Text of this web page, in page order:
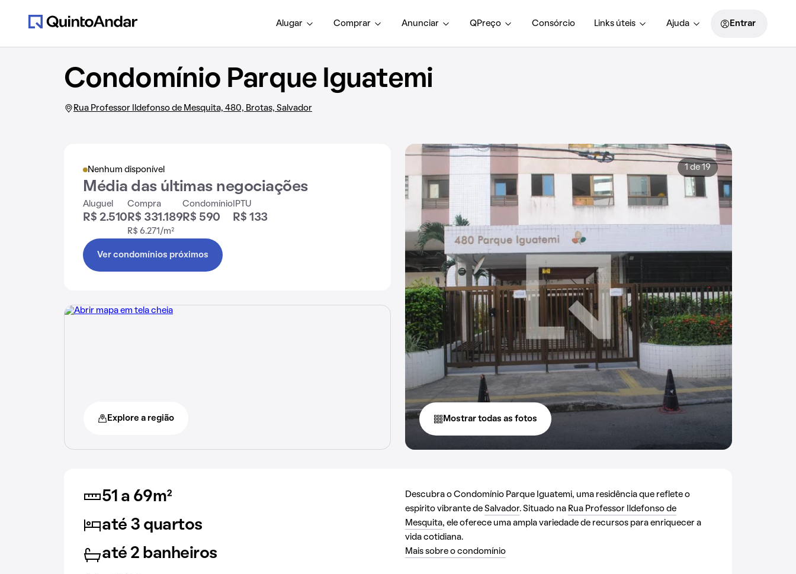
Alugar Comprar Anunciar QPreço Consórcio Links úteis Ajuda Entrar
Condomínio Parque Iguatemi
Rua Professor Ildefonso de Mesquita, 480, Brotas, Salvador
Nenhum disponível
Média das últimas negociações
Aluguel
R$ 2.510
Compra
R$ 331.189
R$ 6.271/m²
Condomínio
R$ 590
IPTU
R$ 133
Ver condomínios próximos
Explore a região
1 de 19
Mostrar todas as fotos
51 a 69m²
até 3 quartos
até 2 banheiros
Descubra o Condomínio Parque Iguatemi, uma residência que reflete o
espírito vibrante de Salvador. Situado na Rua Professor Ildefonso de
Mesquita, ele oferece uma ampla variedade de recursos para enriquecer a
vida cotidiana.
Mais sobre o condomínio